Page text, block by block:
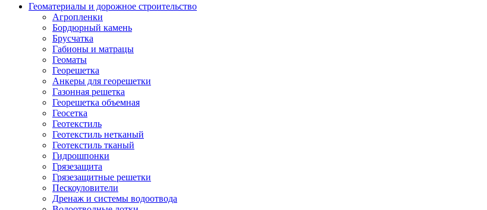
Геоматериалы и дорожное строительство
Агропленки
Бордюрный камень
Брусчатка
Габионы и матрацы
Геоматы
Георешетка
Анкеры для георешетки
Газонная решетка
Георешетка объемная
Геосетка
Геотекстиль
Геотекстиль нетканый
Геотекстиль тканый
Гидрошпонки
Грязезащита
Грязезащитные решетки
Пескоуловители
Дренаж и системы водоотвода